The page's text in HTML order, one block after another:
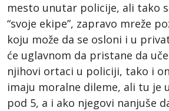
mesto unutar policije, ali tako
“svoje ekipe”, zapravo mreže
koju može da se osloni i u
će uglavnom da pristane da
njihovi ortaci u policiji, tako i
imaju moralne dileme, ali tu je
pod 5, a i ako njegovi nanjuše